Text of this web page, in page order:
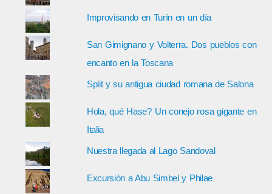
Improvisando en Turín en un día
San Gimignano y Volterra. Dos pueblos con
encanto en la Toscana
Split y su antigua ciudad romana de Salona
Hola, qué Hase? Un conejo rosa gigante en
Italia
Nuestra llegada al Lago Sandoval
Excursión a Abu Simbel y Philae